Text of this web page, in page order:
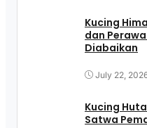
Kucing
dan
Diabaikan
July 22,
Kucing
Satwa